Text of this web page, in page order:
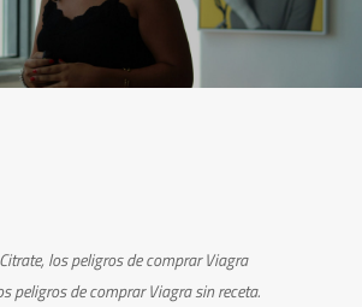
los peligros de comprar Viagra
peligros de comprar Viagra sin receta.